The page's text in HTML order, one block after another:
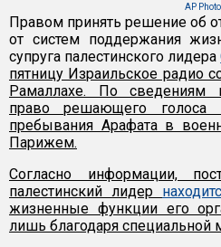
AP Photo
Правом принять решение об
от систем поддержания
супруга палестинского лидера
пятницу Израильское радио
Рамаллахе. По сведениям
право решающего голоса
пребывания Арафата в
Парижем.
Согласно информации,
палестинский лидер
жизненные функции его
лишь благодаря специальной